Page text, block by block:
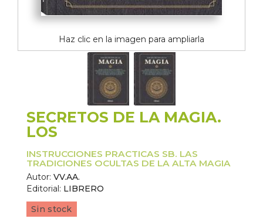
Haz clic en la imagen para ampliarla
SECRETOS DE LA MAGIA.
LOS
INSTRUCCIONES PRACTICAS SB. LAS
TRADICIONES OCULTAS DE LA ALTA MAGIA
Autor: VV.AA.
Editorial: LIBRERO
Sin stock